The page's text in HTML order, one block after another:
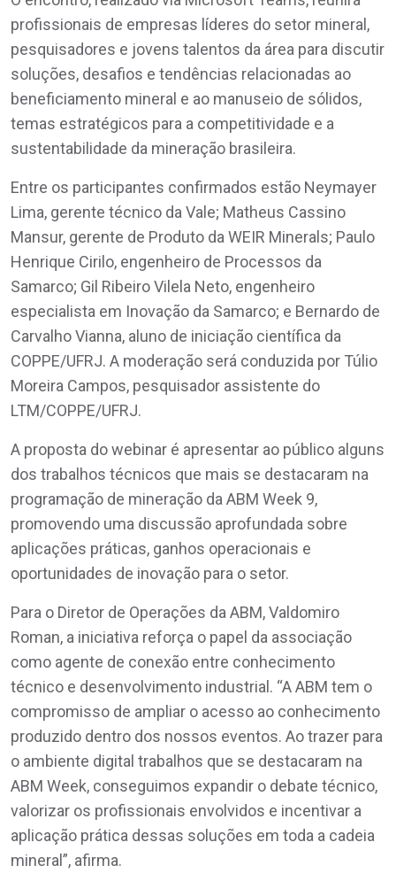
profissionais de empresas líderes do setor mineral,
pesquisadores e jovens talentos da área para discutir
soluções, desafios e tendências relacionadas ao
beneficiamento mineral e ao manuseio de sólidos,
temas estratégicos para a competitividade e a
sustentabilidade da mineração brasileira.
Entre os participantes confirmados estão Neymayer
Lima, gerente técnico da Vale; Matheus Cassino
Mansur, gerente de Produto da WEIR Minerals; Paulo
Henrique Cirilo, engenheiro de Processos da
Samarco; Gil Ribeiro Vilela Neto, engenheiro
especialista em Inovação da Samarco; e Bernardo de
Carvalho Vianna, aluno de iniciação científica da
COPPE/UFRJ. A moderação será conduzida por Túlio
Moreira Campos, pesquisador assistente do
LTM/COPPE/UFRJ.
A proposta do webinar é apresentar ao público alguns
dos trabalhos técnicos que mais se destacaram na
programação de mineração da ABM Week 9,
promovendo uma discussão aprofundada sobre
aplicações práticas, ganhos operacionais e
oportunidades de inovação para o setor.
Para o Diretor de Operações da ABM, Valdomiro
Roman, a iniciativa reforça o papel da associação
como agente de conexão entre conhecimento
técnico e desenvolvimento industrial. “A ABM tem o
compromisso de ampliar o acesso ao conhecimento
produzido dentro dos nossos eventos. Ao trazer para
o ambiente digital trabalhos que se destacaram na
ABM Week, conseguimos expandir o debate técnico,
valorizar os profissionais envolvidos e incentivar a
aplicação prática dessas soluções em toda a cadeia
mineral”, afirma.